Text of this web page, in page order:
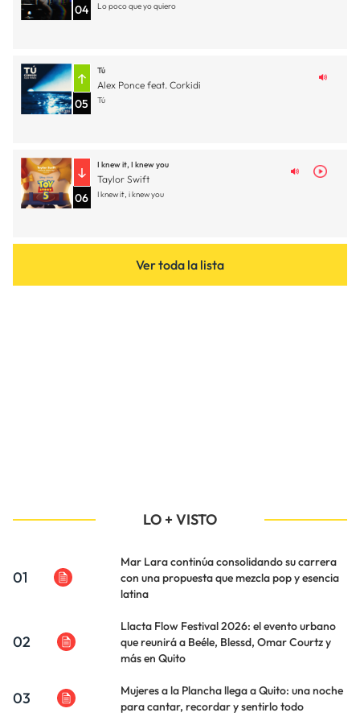
04 Lo poco que yo quiero
05
Tú
Alex Ponce feat. Corkidi
Tú
06
I knew it, I knew you
Taylor Swift
I knew it, i knew you
Ver toda la lista
LO + VISTO
01
Mar Lara continúa consolidando su carrera
con una propuesta que mezcla pop y esencia
latina
02
Llacta Flow Festival 2026: el evento urbano
que reunirá a Beéle, Blessd, Omar Courtz y
más en Quito
03
Mujeres a la Plancha llega a Quito: una noche
para cantar, recordar y sentirlo todo